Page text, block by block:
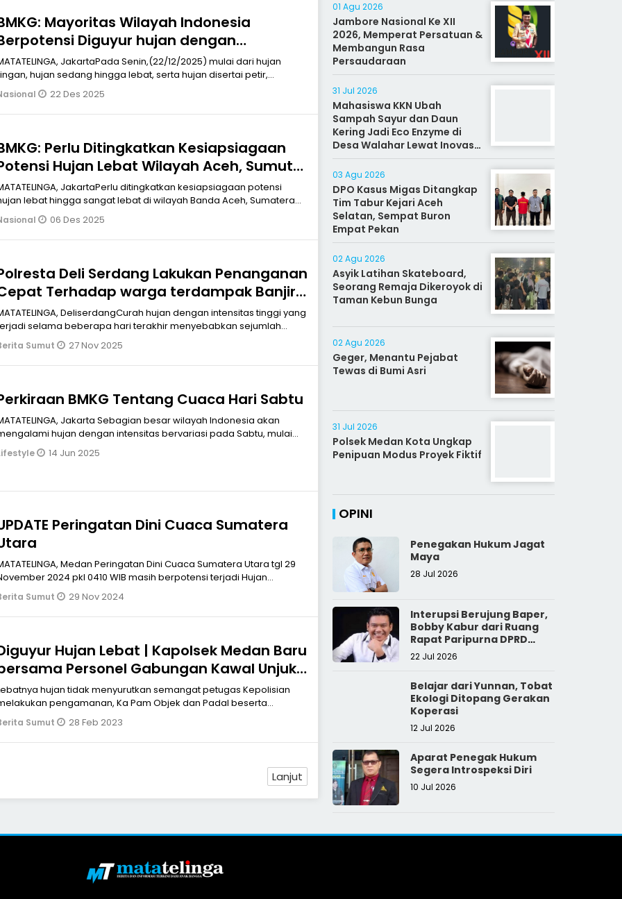
Mayoritas Wilayah Indonesia
Diguyur hujan dengan
bervariasi
JakartaPada Senin,(22/12/2025) mulai dari hujan
hujan sedang hingga lebat, serta hujan disertai petir,
Ba
22 Des 2025
Perlu Ditingkatkan Kesiapsiagaan
Hujan Lebat Wilayah Aceh, Sumut
Prov LainnyaJakartaPerlu ditingkatkan kesiapsiagaan potensi
lebat hingga sangat lebat di wilayah Banda Aceh, Sumatera
Jambi,06 Des 2025
Deli Serdang Lakukan Penanganan
Terhadap warga terdampak Banjir
wilayahnyaDeliserdangCurah hujan dengan intensitas tinggi yang
selama beberapa hari terakhir menyebabkan sejumlah
di Kab
Sumut 27 Nov 2025
BMKG Tentang Cuaca Hari Sabtu
Jakarta Sebagian besar wilayah Indonesia akan
hujan dengan intensitas bervariasi pada Sabtu, mulai
hujan ringan hingga hujan disertai petir, dalam pekiraan Badan
Klimatologi, dan Geofisika (BMKG).adsenseYoh
14 Jun 2025
Peringatan Dini Cuaca Sumatera
Medan Peringatan Dini Cuaca Sumatera Utara tgl 29
2024 pkl 0410 WIB masih berpotensi terjadi Hujan
yang dapat disertai Kilat/Petir dan Angin Kencang
pkl. 0430 WIB diKabupaten Tapanuli Utara Sipahutar, Pa
Sumut 29 Nov 2024
Hujan Lebat | Kapolsek Medan Baru
Personel Gabungan Kawal Unjuk
hujan tidak menyurutkan semangat petugas Kepolisian
pengamanan, Ka Pam Objek dan Padal beserta
tetap mengawal jalannya unjuk rasa.
Sumut 28 Feb 2023
Lanjut
01 Agu 2026
Jambore Nasional Ke XII
2026, Memperat Persatuan &
Membangun Rasa
Persaudaraan
31 Jul 2026
Mahasiswa KKN Ubah
Sampah Sayur dan Daun
Kering Jadi Eco Enzyme di
Desa Walahar Lewat Inovasi
Alat Kreatif
03 Agu 2026
DPO Kasus Migas Ditangkap
Tim Tabur Kejari Aceh
Selatan, Sempat Buron
Empat Pekan
02 Agu 2026
Asyik Latihan Skateboard,
Seorang Remaja Dikeroyok di
Taman Kebun Bunga
02 Agu 2026
Geger, Menantu Pejabat
Tewas di Bumi Asri
31 Jul 2026
Polsek Medan Kota Ungkap
Penipuan Modus Proyek Fiktif
OPINI
Penegakan Hukum Jagat
Maya
28 Jul 2026
Interupsi Berujung Baper,
Bobby Kabur dari Ruang
Rapat Paripurna DPRD
Sumut
22 Jul 2026
Belajar dari Yunnan, Tobat
Ekologi Ditopang Gerakan
Koperasi
12 Jul 2026
Aparat Penegak Hukum
Segera Introspeksi Diri
10 Jul 2026